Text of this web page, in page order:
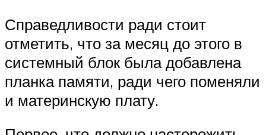
Справедливости ради стоит
отметить, что за месяц до этого в
системный блок была добавлена
планка памяти, ради чего поменяли
и материнскую плату.